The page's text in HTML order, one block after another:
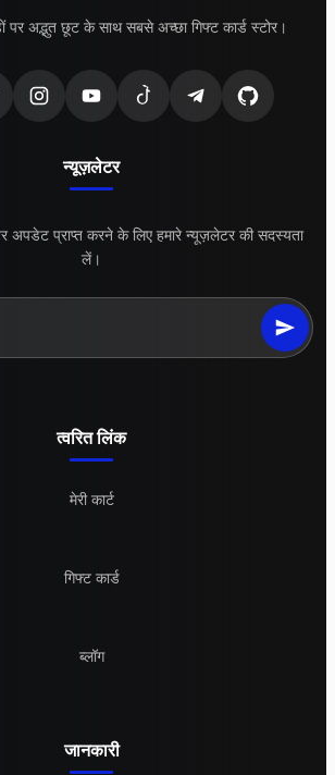
पर अद्भुत छूट के साथ सबसे अच्छा गिफ्ट कार्ड स्टोर।
न्यूज़लेटर
अपडेट प्राप्त करने के लिए हमारे न्यूज़लेटर की सदस्यता
लें।
त्वरित लिंक
मेरी कार्ट
गिफ्ट कार्ड
ब्लॉग
जानकारी